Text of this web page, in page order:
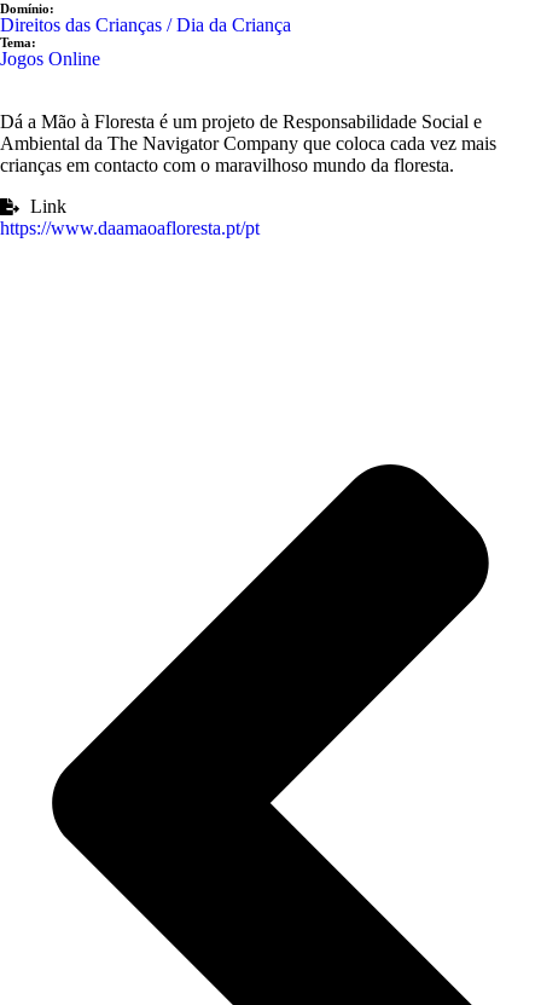
Domínio:
Direitos das Crianças / Dia da Criança
Tema:
Jogos Online
Dá a Mão à Floresta é um projeto de Responsabilidade Social e
Ambiental da The Navigator Company que coloca cada vez mais
crianças em contacto com o maravilhoso mundo da floresta.
Link
https://www.daamaoafloresta.pt/pt